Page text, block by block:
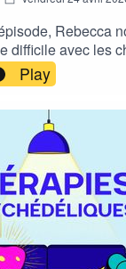
Rebecca
difficile avec les
causé
n'était pas adapté
Play